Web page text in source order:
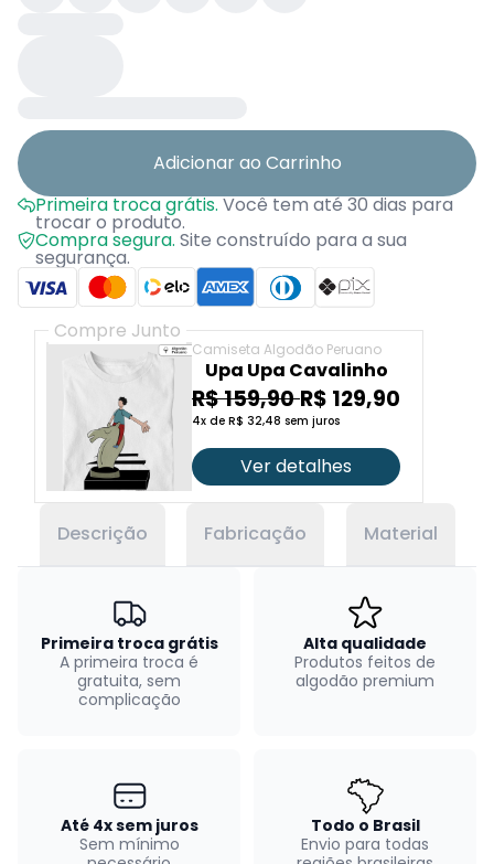
Adicionar ao Carrinho
Primeira troca grátis.Você tem até 30 dias para
trocar o produto.
Compra segura. Site construído para a sua
segurança.
Compre Junto
Camiseta Algodão Peruano
Upa Upa Cavalinho
R$ 159,90 R$ 129,90
4x de R$ 32,48 sem juros
Ver detalhes
Descrição Fabricação Material
Primeira troca grátis
A primeira troca é
gratuita, sem
complicação
Alta qualidade
Produtos feitos de
algodão premium
Até 4x sem juros
Sem mínimo
Todo o Brasil
Envio para todas